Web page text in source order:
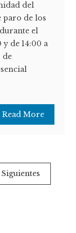
del
paro de los
el
y de 14:00 a
de
Read More
Siguientes